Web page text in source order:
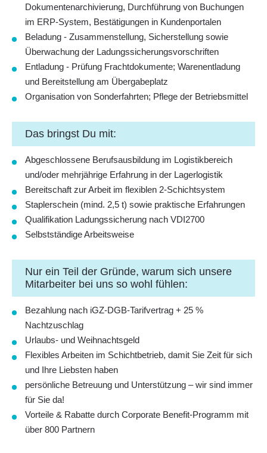
Dokumentenarchivierung, Durchführung von Buchungen
im ERP-System, Bestätigungen in Kundenportalen
Beladung - Zusammenstellung, Sicherstellung sowie
Überwachung der Ladungssicherungsvorschriften
Entladung - Prüfung Frachtdokumente; Warenentladung
und Bereitstellung am Übergabeplatz
Organisation von Sonderfahrten; Pflege der Betriebsmittel
Das bringst Du mit:
Abgeschlossene Berufsausbildung im Logistikbereich
und/oder mehrjährige Erfahrung in der Lagerlogistik
Bereitschaft zur Arbeit im flexiblen 2-Schichtsystem
Staplerschein (mind. 2,5 t) sowie praktische Erfahrungen
Qualifikation Ladungssicherung nach VDI2700
Selbstständige Arbeitsweise
Nur ein Teil der Gründe, warum sich unsere
Mitarbeiter bei uns so wohl fühlen:
Bezahlung nach iGZ-DGB-Tarifvertrag + 25 %
Nachtzuschlag
Urlaubs- und Weihnachtsgeld
Flexibles Arbeiten im Schichtbetrieb, damit Sie Zeit für sich
und Ihre Liebsten haben
persönliche Betreuung und Unterstützung – wir sind immer
für Sie da!
Vorteile & Rabatte durch Corporate Benefit-Programm mit
über 800 Partnern